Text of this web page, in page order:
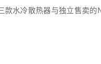
水冷散热器与独立售卖的